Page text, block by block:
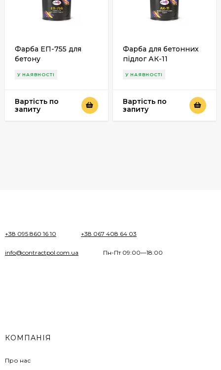
Фарба ЕП-755 для
бетону
У НАЯВНОСТІ
Вартість по
запиту
Фарба для бетонних
підлог АК-11
У НАЯВНОСТІ
Вартість по
запиту
+38 095 860 16 10 +38 067 408 64 03
info@contractpol.com.ua Пн-Пт 09:00—18:00
КОМПАНІЯ
Про нас